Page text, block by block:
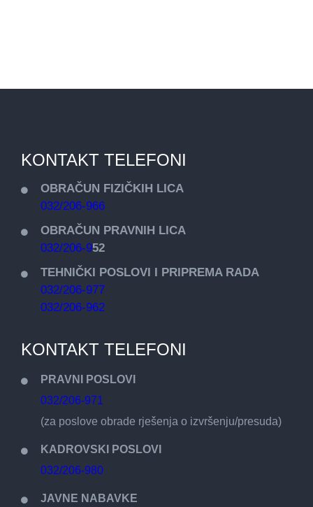
KONTAKT TELEFONI
OBRAČUN FIZIČKIH LICA
032/206-966
OBRAČUN PRAVNIH LICA
032/206-952
TEHNIČKI POSLOVI I PRIPREMA RADA
032/206-977
032/206-962
KONTAKT TELEFONI
PRAVNI POSLOVI
032/206-971
(za poslove obrade rješenja o izvršenju/presuda)
KADROVSKI POSLOVI
032/206-980
JAVNE NABAVKE